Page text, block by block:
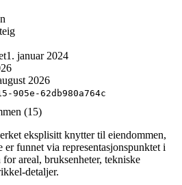
1. januar 2024
2026
905e-62db980a764c
(15)
eksplisitt knytter til eiendommen,
er funnet via representasjonspunktet i
areal, bruksenheter, tekniske
detaljer.